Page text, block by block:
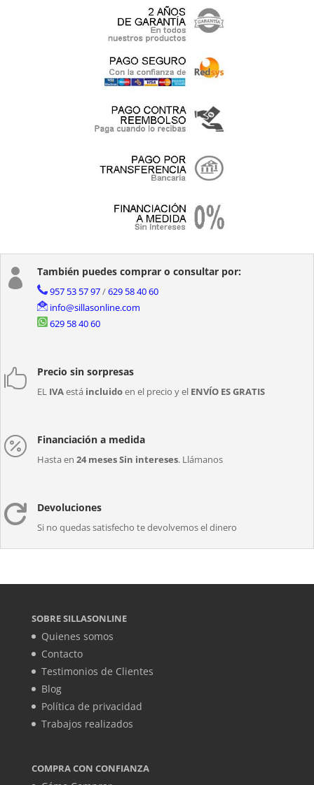
 También puedes comprar o consultar por:
957 53 57 97/629 58 40 60
info@sillasonline.com
629 58 40 60
 Precio sin sorpresas
EL IVAestá incluidoen el precio y el ENVÍO ES GRATIS
 Financiación a medida
Hasta en 24 meses Sin intereses. Llámanos
 Devoluciones
Si no quedas satisfecho te devolvemos el dinero
SOBRE SILLASONLINE
Quienes somos
Contacto
Testimonios de Clientes
Blog
Política de privacidad
Trabajos realizados
COMPRA CON CONFIANZA